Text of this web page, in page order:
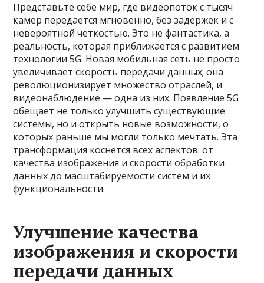
Представьте себе мир, где видеопоток с тысяч
камер передается мгновенно, без задержек и с
невероятной четкостью. Это не фантастика, а
реальность, которая приближается с развитием
технологии 5G. Новая мобильная сеть не просто
увеличивает скорость передачи данных; она
революционизирует множество отраслей, и
видеонаблюдение — одна из них. Появление 5G
обещает не только улучшить существующие
системы, но и открыть новые возможности, о
которых раньше мы могли только мечтать. Эта
трансформация коснется всех аспектов: от
качества изображения и скорости обработки
данных до масштабируемости систем и их
функциональности.
Улучшение качества
изображения и скорости
передачи данных